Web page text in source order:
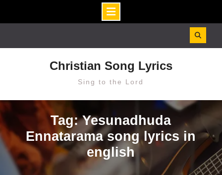
Christian Song Lyrics
Sing to the Lord
Tag: Yesunadhuda
Ennatarama song lyrics in
english